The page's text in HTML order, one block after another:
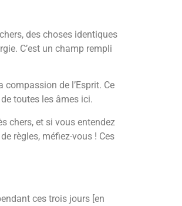
des choses identiques
C’est un champ rempli
de l’Esprit. Ce
toutes les âmes ici.
chers, et si vous entendez
règles, méfiez-vous ! Ces
ces trois jours [en